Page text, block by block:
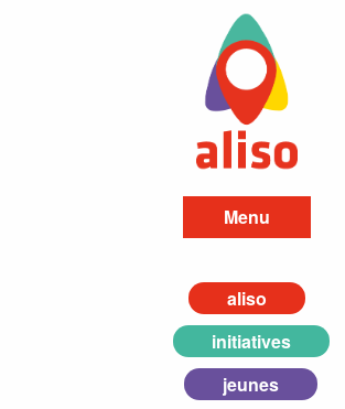
Menu
aliso
initiatives
jeunes